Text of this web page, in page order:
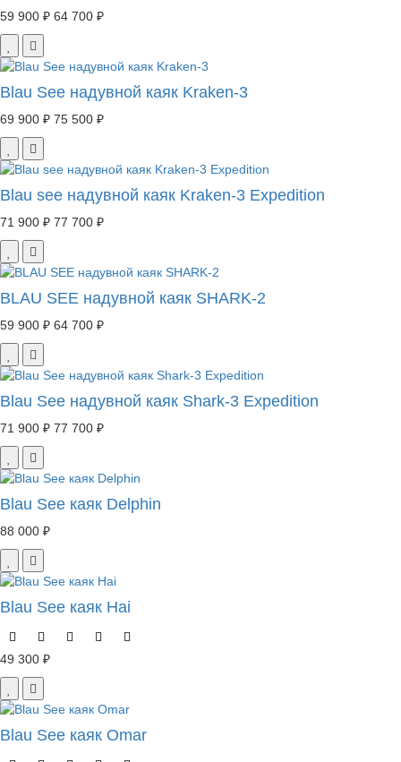
59 900 ₽ 64 700 ₽
Blau See надувной каяк Kraken-3
69 900 ₽ 75 500 ₽
Blau see надувной каяк Kraken-3 Expedition
71 900 ₽ 77 700 ₽
BLAU SEE надувной каяк SHARK-2
59 900 ₽ 64 700 ₽
Blau See надувной каяк Shark-3 Expedition
71 900 ₽ 77 700 ₽
Blau See каяк Delphin
88 000 ₽
Blau See каяк Hai
49 300 ₽
Blau See каяк Omar